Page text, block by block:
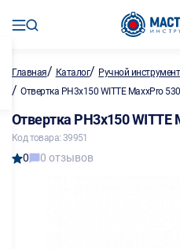
Главная/ Каталог/ Ручной инструмент
/ Отвертка PH3х150 WITTE MaxxPro
Отвертка PH3х150 WITTE
Код товара: 39951
0 0 отзывов